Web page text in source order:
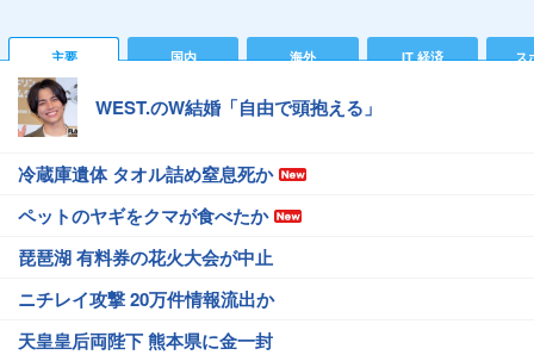
主要 国内 海外 IT 経済 ス
WEST.のW結婚「自由で頭抱える」
冷蔵庫遺体 タオル詰め窒息死か
ペットのヤギをクマが食べたか
琵琶湖 有料券の花火大会が中止
ニチレイ攻撃 20万件情報流出か
天皇皇后両陛下 熊本県に金一封